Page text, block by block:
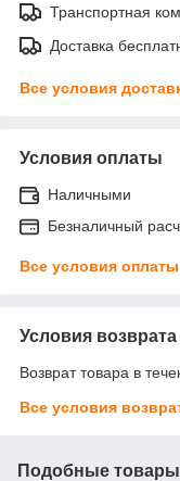
Транспортная
Доставка
Все условия
Условия оплаты
Наличными
Безналичный
Все условия оплаты
Условия возврата
Возврат товара в
Все условия
Подобные